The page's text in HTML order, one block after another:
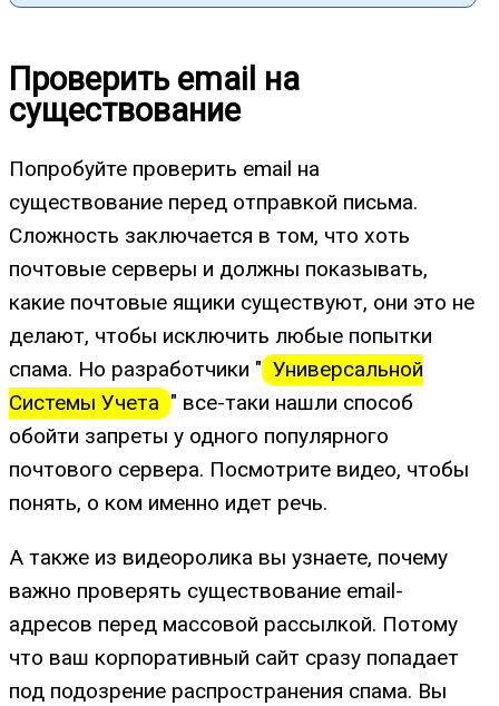
Проверить email на
существование
Попробуйте проверить email на
существование перед отправкой письма.
Сложность заключается в том, что хоть
почтовые серверы и должны показывать,
какие почтовые ящики существуют, они это не
делают, чтобы исключить любые попытки
спама. Но разработчики " Универсальной
Системы Учета " все-таки нашли способ
обойти запреты у одного популярного
почтового сервера. Посмотрите видео, чтобы
понять, о ком именно идет речь.
А также из видеоролика вы узнаете, почему
важно проверять существование email-
адресов перед массовой рассылкой. Потому
что ваш корпоративный сайт сразу попадает
под подозрение распространения спама. Вы